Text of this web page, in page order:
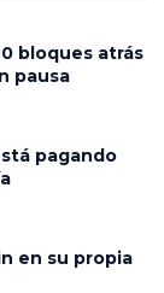
bloques atrás
pausa
pagando
en su propia